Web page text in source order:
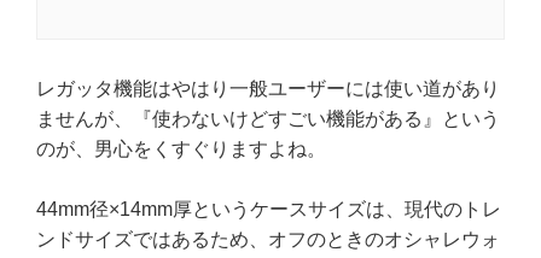
レガッタ機能はやはり一般ユーザーには使い道があり
ませんが、『使わないけどすごい機能がある』という
のが、男心をくすぐりますよね。
44mm径×14mm厚というケースサイズは、現代のトレ
ンドサイズではあるため、オフのときのオシャレウォ